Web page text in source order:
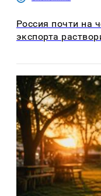
Россия почти на
экспорта